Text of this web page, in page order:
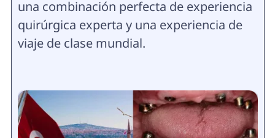
una combinación perfecta de experiencia
quirúrgica experta y una experiencia de
viaje de clase mundial.